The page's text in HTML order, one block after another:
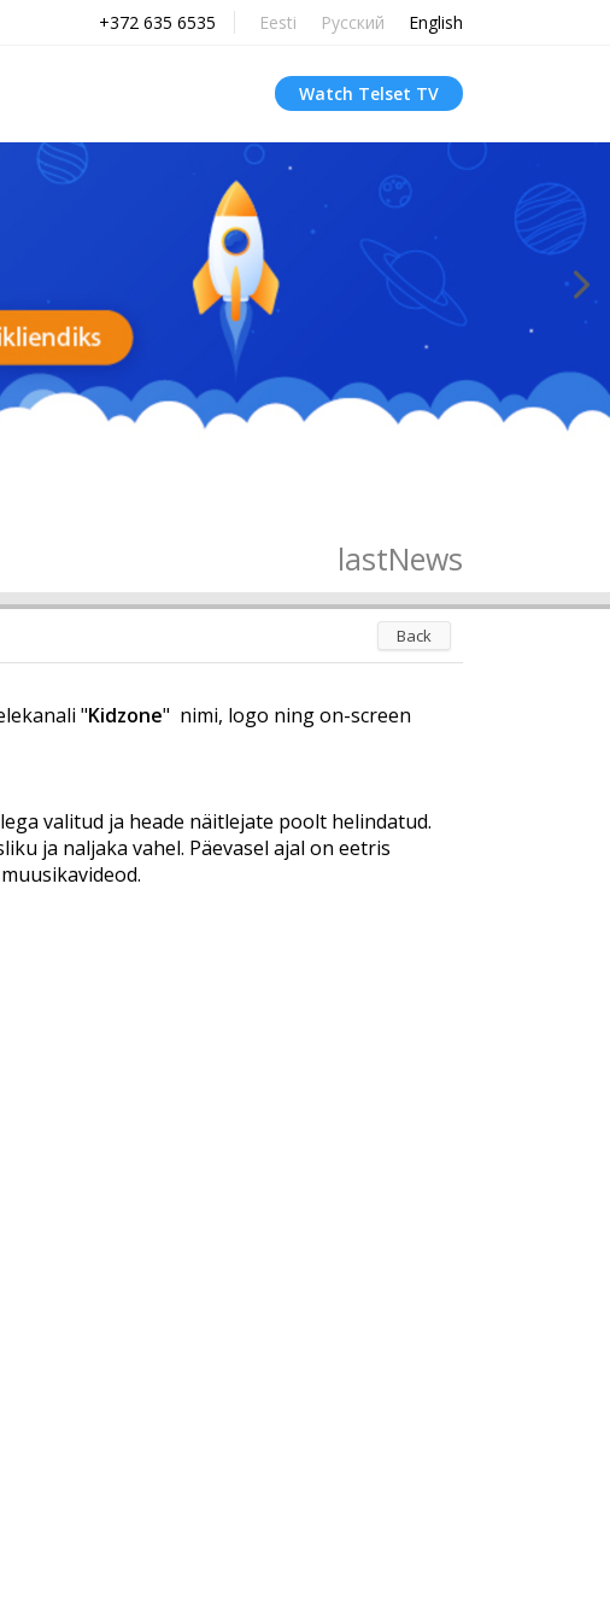
+372 635 6535 Eesti Русский English
Watch Telset TV
lastNews
Back
"Kidzone" nimi, logo ning on-screen
valitud ja heade näitlejate poolt helindatud.
ja naljaka vahel. Päevasel ajal on eetris